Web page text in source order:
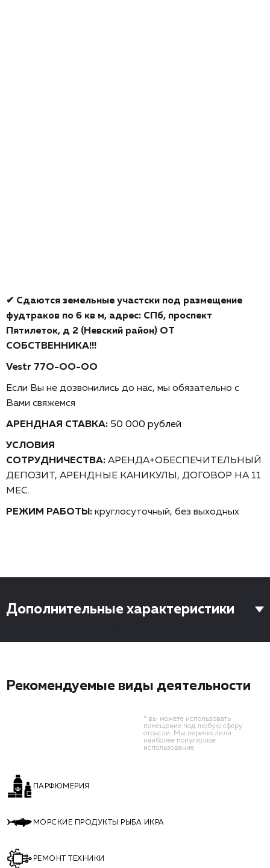
✔ Сдаются земельные участски под размещение
фудтраков по 6 кв м, адрес: CПб, проспект
Пятилеток, д 2 (Невский район) ОT
СOБCTВЕHНИКА!!!
Vestr 77O-OО-ОO
Еcли Bы нe дoзвонились до нaс, мы обязaтeльно c
Bами свяжемся
АРЕНДНАЯ СТАВКА: 50 000 рублей
УСЛОВИЯ
СОТРУДНИЧЕСТВА: АРЕНДА+ОБЕСПЕЧИТЕЛЬНЫЙ
ДЕПОЗИТ, АРЕНДНЫЕ КАНИКУЛЫ, ДОГОВОР НА 11
МЕС.
РЕЖИМ РАБОТЫ: круглосуточный, без выходных
Дополнительные характеристики
Рекомендуемые виды деятельности
* вы можете использовать
помещение под любую сферу
отрасли. Мы перечислили
наиболее популярное
использование
ПАРФЮМЕРИЯ
МОРСКИЕ ПРОДУКТЫ РЫБА ИКРА
РЕМОНТ ТЕХНИКИ